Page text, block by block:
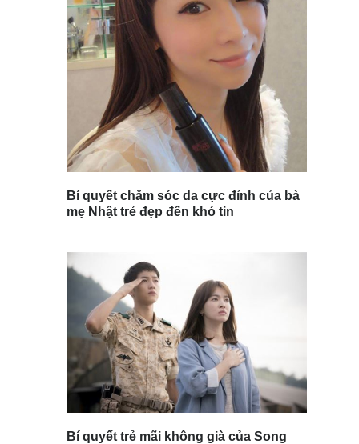
Bí quyết chăm sóc da cực đỉnh của bà
mẹ Nhật trẻ đẹp đến khó tin
Bí quyết trẻ mãi không già của Song